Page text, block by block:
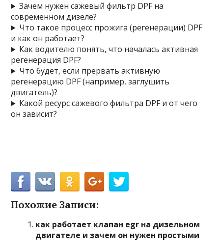
Зачем нужен сажевый фильтр DPF на
современном дизеле?
Что такое процесс прожига (регенерации) DPF
и как он работает?
Как водителю понять, что началась активная
регенерация DPF?
Что будет, если прервать активную
регенерацию DPF (например, заглушить
двигатель)?
Какой ресурс сажевого фильтра DPF и от чего
он зависит?
Похожие Записи:
как работает клапан egr на дизельном
двигателе и зачем он нужен простыми